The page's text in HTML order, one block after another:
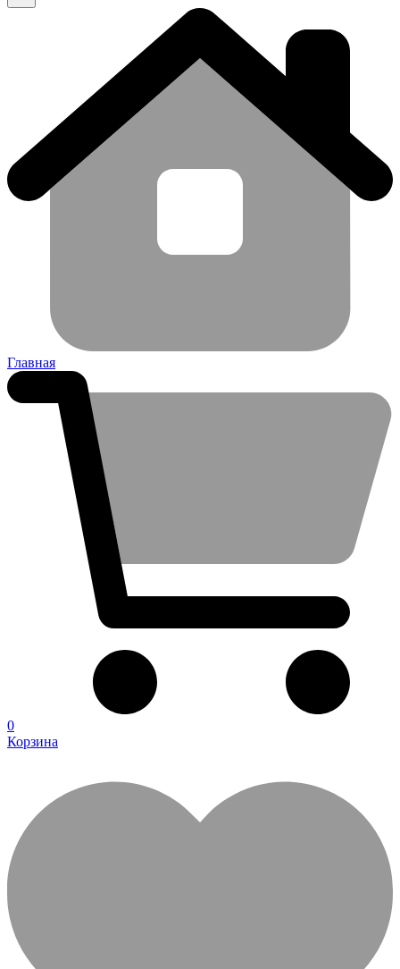
Главная
0
Корзина